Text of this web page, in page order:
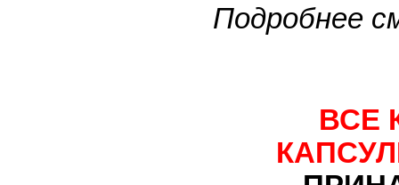
Подробнее
ВСЕ